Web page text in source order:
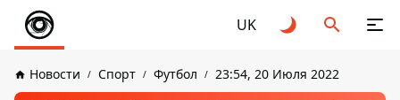
UK
Новости Спорт Футбол 23:54, 20 Июля 2022